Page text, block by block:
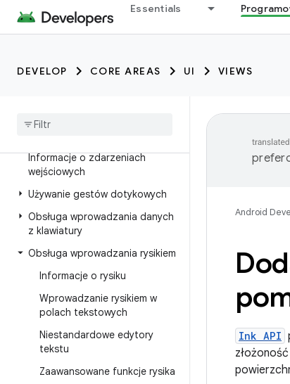
Essentials
DEVELOP CORE AREAS UI VIEWS
Wyświetlanie grafiki i filmów
Informacje o zdarzeniach
wejściowych
Używanie gestów dotykowych
Obsługa wprowadzania danych
z klawiatury
Obsługa wprowadzania rysikiem
Informacje o rysiku
Wprowadzanie rysikiem w
polach tekstowych
Niestandardowe edytory
tekstu
Zaawansowane funkcje rysika
Android
Ink API